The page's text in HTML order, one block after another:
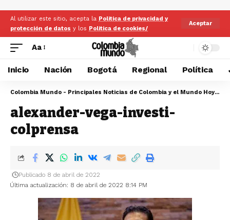
Al utilizar este sitio, acepta la Politica de privacidad y
protección de datos y los Politica de cookies/
Aceptar
Aa
Inicio Nación Bogotá Regional Política
Colombia Mundo - Principales Noticias de Colombia y el Mundo Hoy
>
alexander-vega-investi-
colprensa
Última actualización: 8 de abril de 2022 8:14 PM
Publicado 8 de abril de 2022